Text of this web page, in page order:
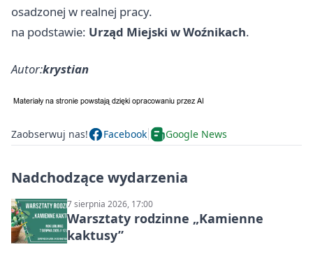
osadzonej w realnej pracy.
na podstawie: Urząd Miejski w Woźnikach.
Autor:krystian
Zaobserwuj nas! Facebook Google News
Nadchodzące wydarzenia
7 sierpnia 2026, 17:00
Warsztaty rodzinne „Kamienne
kaktusy”